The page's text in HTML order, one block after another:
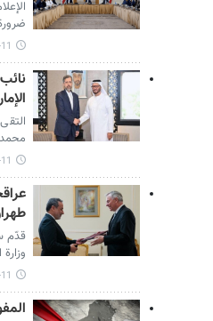
محمد
قدّم